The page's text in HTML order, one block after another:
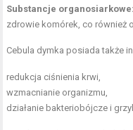
Substancje organosiarkowe:
zdrowie komórek, co również
Cebula dymka posiada także
redukcja ciśnienia krwi,
wzmacnianie organizmu,
działanie bakteriobójcze i